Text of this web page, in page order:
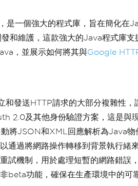
是一個強大的程式庫，旨在簡化
和維護，這款強大的Java程式庫
，並展示如何將其與Google
和發送HTTP請求的大部分複雜性，
2.0及其他身份驗證方案，這是與
將JSON和XML回應解析為Java物
通過將網路操作轉移到背景執行緒
試機制，用於處理短暫的網路錯誤
beta功能，確保在生產環境中的可